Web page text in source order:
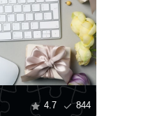
4.7 844